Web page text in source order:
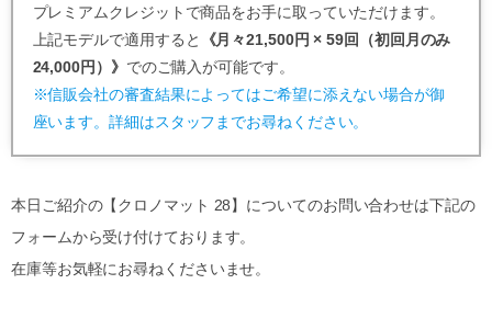
プレミアムクレジットで商品をお手に取っていただけます。
上記モデルで適用すると
《月々21,500円 × 59回（初回月のみ
24,000円）》 でのご購入が可能です。
※信販会社の審査結果によってはご希望に添えない場合が御
座います。詳細はスタッフまでお尋ねください。
本日ご紹介の【クロノマット 28】についてのお問い合わせは下記の
フォームから受け付けております。
在庫等お気軽にお尋ねくださいませ。